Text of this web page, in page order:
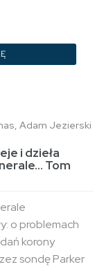
Adam Jezierski
i dzieła
Tom
o problemach
korony
sondę Parker